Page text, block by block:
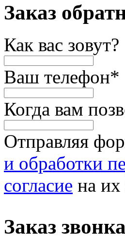
Заказ
Как вас зовут?
Ваш телефон*
Когда вам
Отправляя
и обработки
согласие на их
Заказ